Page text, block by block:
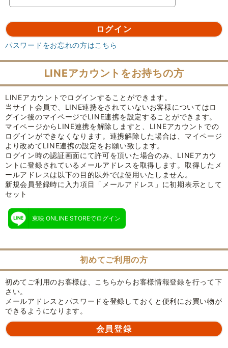
パスワードをお忘れの方はこちら
LINEアカウントをお持ちの方
LINEアカウントでログインすることができます。
当サイト会員で、LINE連携をされていないお客様についてはロ
グイン後のマイページでLINE連携を設定することができます。
マイページからLINE連携を解除しますと、LINEアカウントでの
ログインができなくなります。連携解除した場合は、マイページ
より改めてLINE連携の設定をお願い致します。
ログイン時の認証画面にて許可を頂いた場合のみ、LINEアカウ
ントに登録されているメールアドレスを取得します。取得したメ
ールアドレスは以下の目的以外では使用いたしません。
新規会員登録時に入力項目「メールアドレス」に初期表示として
セット
東映 ONLINE STOREでログイン
初めてご利用の方
初めてご利用のお客様は、こちらからお客様情報登録を行って下
さい。
メールアドレスとパスワードを登録しておくと便利にお買い物が
できるようになります。